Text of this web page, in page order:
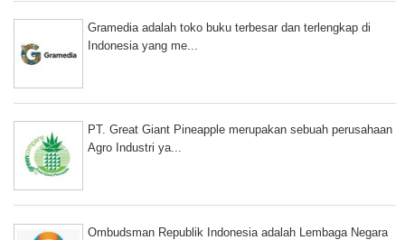
Gramedia adalah toko buku terbesar dan terlengkap di
Indonesia yang me...
PT. Great Giant Pineapple merupakan sebuah perusahaan
Agro Industri ya...
Ombudsman Republik Indonesia adalah Lembaga Negara